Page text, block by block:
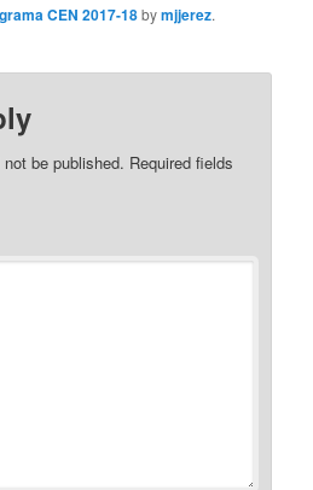
CEN 2017-18bymjjerez.
be published. Required fields